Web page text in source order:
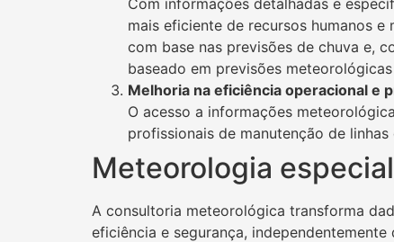
mais eficiente de recursos humanos
com base nas previsões de chuva e,
baseado em previsões
Melhoria na eficiência operacional e
O acesso a informações
profissionais de manutenção de
Meteorologia
A consultoria meteorológica transforma
eficiência e segurança,